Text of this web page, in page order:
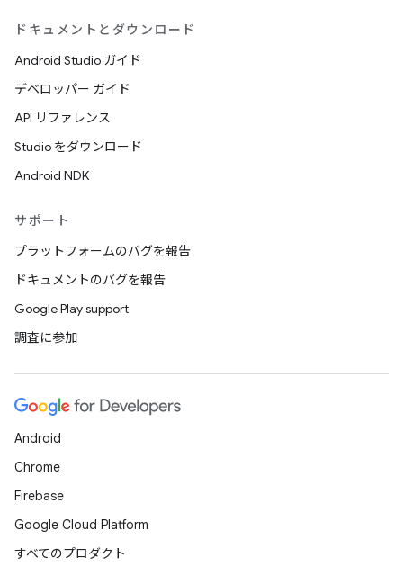
ドキュメントとダウンロード
Android Studio ガイド
デベロッパー ガイド
API リファレンス
Studio をダウンロード
Android NDK
サポート
プラットフォームのバグを報告
ドキュメントのバグを報告
Google Play support
調査に参加
Android
Chrome
Firebase
Google Cloud Platform
すべてのプロダクト